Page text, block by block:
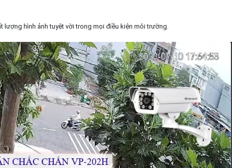
hình ảnh tuyệt vời trong mọi điều kiện môi trường.